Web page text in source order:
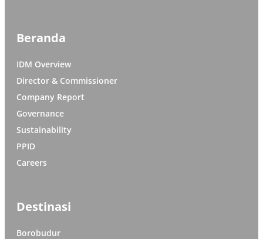
Beranda
IDM Overview
Director & Commissioner
Company Report
Governance
Sustainability
PPID
Careers
Destinasi
Borobudur